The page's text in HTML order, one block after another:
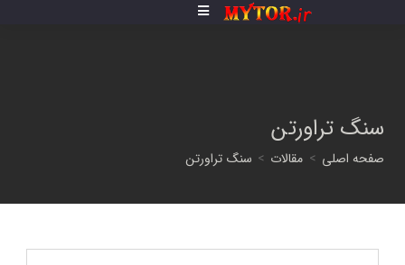
سنگ تراورتن
صفحه اصلی > مقالات > سنگ تراورتن